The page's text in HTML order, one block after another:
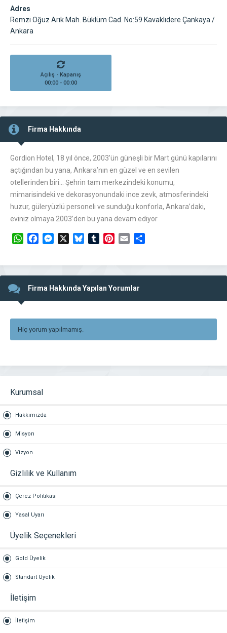
Adres
Remzi Oğuz Arık Mah. Büklüm Cad. No:59 Kavaklıdere Çankaya /
Ankara
Açılış - Kapanış
00:00 - 00:00
Firma Hakkında
Gordion Hotel, 18 yıl önce, 2003’ün güneşli bir Mart günü kapılarını
açtığından bu yana, Ankara’nın en güzel ve en sevilen
otellerinden biri… Şehrin tam merkezindeki konumu,
mimarisindeki ve dekorasyonundaki ince zevk, atmosferindeki
huzur, güleryüzlü personeli ve sunduğu konforla, Ankara’daki,
eviniz olmaya 2003’den bu yana devam ediyor
WhatsAppFacebookMessengerBlueskyTumblrPinterest
Email
Firma Hakkında Yapılan Yorumlar
Hiç yorum yapılmamış.
Kurumsal
Hakkımızda
Misyon
Vizyon
Gizlilik ve Kullanım
Çerez Politikası
Yasal Uyarı
Üyelik Seçenekleri
Gold Üyelik
Standart Üyelik
İletişim
İletişim